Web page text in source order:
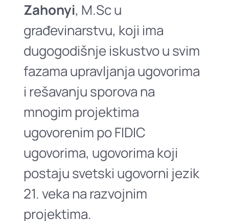
Zahonyi, M.Sc u
građevinarstvu, koji ima
dugogodišnje iskustvo u svim
fazama upravljanja ugovorima
i rešavanju sporova na
mnogim projektima
ugovorenim po FIDIC
ugovorima, ugovorima koji
postaju svetski ugovorni jezik
21. veka na razvojnim
projektima.